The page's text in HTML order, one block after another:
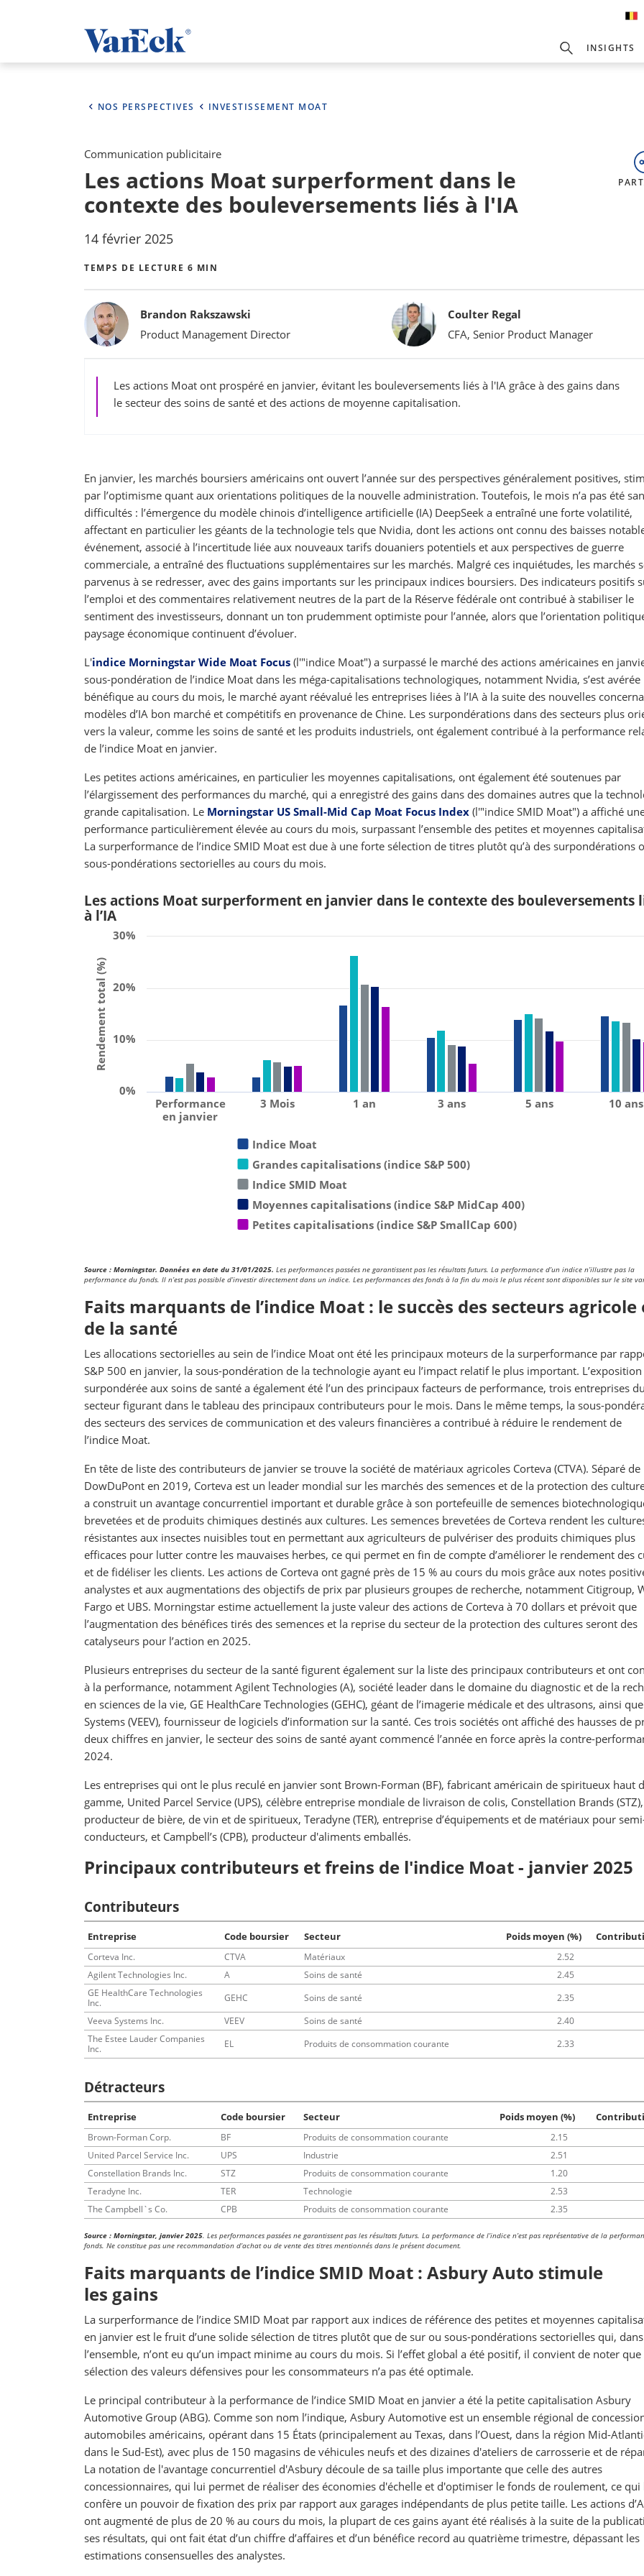
INSIGHTS
NOS PERSPECTIVES INVESTISSEMENT MOAT
Communication publicitaire
Les actions Moat surperforment dans le
contexte des bouleversements liés à l'IA
14 février 2025
TEMPS DE LECTURE 6 MIN
BylinesBrandon Rakszawski
Product Management Director
Coulter Regal
CFA, Senior Product Manager
Les actions Moat ont prospéré en janvier, évitant les bouleversements liés à l'IA grâce à des gains dans
le secteur des soins de santé et des actions de moyenne capitalisation.
En janvier, les marchés boursiers américains ont ouvert l’année sur des perspectives généralement positives,
par l’optimisme quant aux orientations politiques de la nouvelle administration. Toutefois, le mois n’a pas été
difficultés : l’émergence du modèle chinois d’intelligence artificielle (IA) DeepSeek a entraîné une forte volatilité,
affectant en particulier les géants de la technologie tels que Nvidia, dont les actions ont connu des baisses
événement, associé à l’incertitude liée aux nouveaux tarifs douaniers potentiels et aux perspectives de guerre
commerciale, a entraîné des fluctuations supplémentaires sur les marchés. Malgré ces inquiétudes, les marchés
parvenus à se redresser, avec des gains importants sur les principaux indices boursiers. Des indicateurs positifs
l’emploi et des commentaires relativement neutres de la part de la Réserve fédérale ont contribué à stabiliser le
sentiment des investisseurs, donnant un ton prudemment optimiste pour l’année, alors que l’orientation
paysage économique continuent d’évoluer.
L'indice Morningstar Wide Moat Focus (l'"indice Moat") a surpassé le marché des actions américaines en
sous-pondération de l’indice Moat dans les méga-capitalisations technologiques, notamment Nvidia, s’est avérée
bénéfique au cours du mois, le marché ayant réévalué les entreprises liées à l’IA à la suite des nouvelles
modèles d’IA bon marché et compétitifs en provenance de Chine. Les surpondérations dans des secteurs plus
vers la valeur, comme les soins de santé et les produits industriels, ont également contribué à la performance
de l’indice Moat en janvier.
Les petites actions américaines, en particulier les moyennes capitalisations, ont également été soutenues par
l’élargissement des performances du marché, qui a enregistré des gains dans des domaines autres que la
grande capitalisation. Le Morningstar US Small-Mid Cap Moat Focus Index (l'"indice SMID Moat") a affiché
performance particulièrement élevée au cours du mois, surpassant l’ensemble des petites et moyennes
La surperformance de l’indice SMID Moat est due à une forte sélection de titres plutôt qu’à des surpondérations
sous-pondérations sectorielles au cours du mois.
Les actions Moat surperforment en janvier dans le contexte des bouleversements
à l’IA
Rendement total (%)
Indice Moat
Grandes capitalisations (indice S&P 500)
Indice SMID Moat
Moyennes capitalisations (indice S&P MidCap 400)
Petites capitalisations (indice S&P SmallCap 600)
Performance
en janvier
3 Mois 1 an 3 ans 5 ans 10 ans
0%
10%
20%
30%
Source : Morningstar. Données en date du 31/01/2025. Les performances passées ne garantissent pas les résultats futurs. La performance d’un indice n’illustre pas la
performance du fonds. Il n’est pas possible d’investir directement dans un indice. Les performances des fonds à la fin du mois le plus récent sont disponibles sur le site
Faits marquants de l’indice Moat : le succès des secteurs agricole
de la santé
Les allocations sectorielles au sein de l’indice Moat ont été les principaux moteurs de la surperformance par
S&P 500 en janvier, la sous-pondération de la technologie ayant eu l’impact relatif le plus important. L’exposition
surpondérée aux soins de santé a également été l’un des principaux facteurs de performance, trois entreprises du
secteur figurant dans le tableau des principaux contributeurs pour le mois. Dans le même temps, la sous-
des secteurs des services de communication et des valeurs financières a contribué à réduire le rendement de
l’indice Moat.
En tête de liste des contributeurs de janvier se trouve la société de matériaux agricoles Corteva (CTVA). Séparé de
DowDuPont en 2019, Corteva est un leader mondial sur les marchés des semences et de la protection des
a construit un avantage concurrentiel important et durable grâce à son portefeuille de semences
brevetées et de produits chimiques destinés aux cultures. Les semences brevetées de Corteva rendent les
résistantes aux insectes nuisibles tout en permettant aux agriculteurs de pulvériser des produits chimiques plus
efficaces pour lutter contre les mauvaises herbes, ce qui permet en fin de compte d’améliorer le rendement des
et de fidéliser les clients. Les actions de Corteva ont gagné près de 15 % au cours du mois grâce aux notes
analystes et aux augmentations des objectifs de prix par plusieurs groupes de recherche, notamment Citigroup,
Fargo et UBS. Morningstar estime actuellement la juste valeur des actions de Corteva à 70 dollars et prévoit que
l’augmentation des bénéfices tirés des semences et la reprise du secteur de la protection des cultures seront des
catalyseurs pour l’action en 2025.
Plusieurs entreprises du secteur de la santé figurent également sur la liste des principaux contributeurs et ont
à la performance, notamment Agilent Technologies (A), société leader dans le domaine du diagnostic et de la
en sciences de la vie, GE HealthCare Technologies (GEHC), géant de l’imagerie médicale et des ultrasons, ainsi
Systems (VEEV), fournisseur de logiciels d’information sur la santé. Ces trois sociétés ont affiché des hausses de
deux chiffres en janvier, le secteur des soins de santé ayant commencé l’année en force après la contre-
2024.
Les entreprises qui ont le plus reculé en janvier sont Brown-Forman (BF), fabricant américain de spiritueux haut
gamme, United Parcel Service (UPS), célèbre entreprise mondiale de livraison de colis, Constellation Brands (STZ),
producteur de bière, de vin et de spiritueux, Teradyne (TER), entreprise d’équipements et de matériaux pour
conducteurs, et Campbell’s (CPB), producteur d'aliments emballés.
Principaux contributeurs et freins de l'indice Moat - janvier 2025
Contributeurs
Entreprise Code boursier Secteur Poids moyen (%)
Corteva Inc. CTVA Matériaux 2.52
Agilent Technologies Inc.
A Soins de santé 2.45
GE HealthCare Technologies
Inc.
GEHC Soins de santé 2.35
Veeva Systems Inc.
VEEV Soins de santé 2.40
The Estee Lauder Companies
Inc.
EL Produits de consommation courante 2.33
Détracteurs
Entreprise Code boursier Secteur Poids moyen (%)
Brown-Forman Corp. BF Produits de consommation courante 2.15
United Parcel Service Inc.
UPS Industrie 2.51
Constellation Brands Inc.
STZ Produits de consommation courante 1.20
Teradyne Inc.
TER Technologie 2.53
The Campbell`s Co.
CPB Produits de consommation courante 2.35
Source : Morningstar, janvier 2025. Les performances passées ne garantissent pas les résultats futurs. La performance de l’indice n’est pas représentative de la
fonds. Ne constitue pas une recommandation d’achat ou de vente des titres mentionnés dans le présent document.
Faits marquants de l’indice SMID Moat : Asbury Auto stimule
les gains
La surperformance de l’indice SMID Moat par rapport aux indices de référence des petites et moyennes
en janvier est le fruit d’une solide sélection de titres plutôt que de sur ou sous-pondérations sectorielles qui, dans
l’ensemble, n’ont eu qu’un impact minime au cours du mois. Si l’effet global a été positif, il convient de noter que
sélection des valeurs défensives pour les consommateurs n’a pas été optimale.
Le principal contributeur à la performance de l’indice SMID Moat en janvier a été la petite capitalisation Asbury
Automotive Group (ABG). Comme son nom l’indique, Asbury Automotive est un ensemble régional de
automobiles américains, opérant dans 15 États (principalement au Texas, dans l’Ouest, dans la région Mid-
dans le Sud-Est), avec plus de 150 magasins de véhicules neufs et des dizaines d'ateliers de carrosserie et de
La notation de l'avantage concurrentiel d'Asbury découle de sa taille plus importante que celle des autres
concessionnaires, qui lui permet de réaliser des économies d'échelle et d'optimiser le fonds de roulement, ce qui
confère un pouvoir de fixation des prix par rapport aux garages indépendants de plus petite taille. Les actions
ont augmenté de plus de 20 % au cours du mois, la plupart de ces gains ayant été réalisés à la suite de la
ses résultats, qui ont fait état d’un chiffre d’affaires et d’un bénéfice record au quatrième trimestre, dépassant les
estimations consensuelles des analystes.